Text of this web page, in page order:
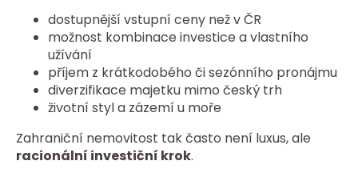
dostupnější vstupní ceny než v ČR
možnost kombinace investice a vlastního
užívání
příjem z krátkodobého či sezónního pronájmu
diverzifikace majetku mimo český trh
životní styl a zázemí u moře
Zahraniční nemovitost tak často není luxus, ale
racionální investiční krok.